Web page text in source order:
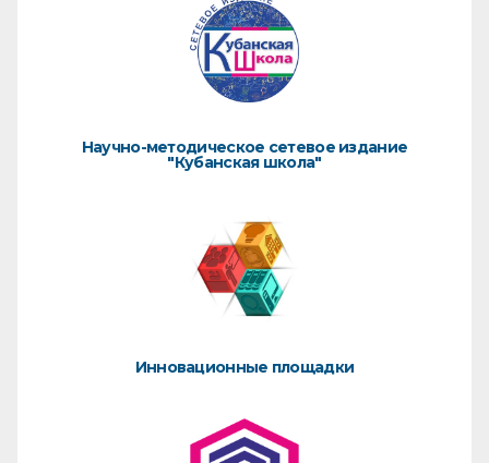
Научно-методическое сетевое издание
"Кубанская школа"
Инновационные площадки